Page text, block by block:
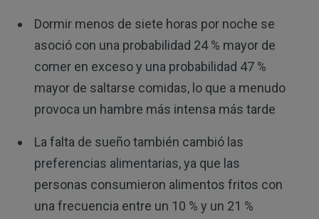
Dormir menos de siete horas por noche se
asoció con una probabilidad 24 % mayor de
comer en exceso y una probabilidad 47 %
mayor de saltarse comidas, lo que a menudo
provoca un hambre más intensa más tarde
La falta de sueño también cambió las
preferencias alimentarias, ya que las
personas consumieron alimentos fritos con
una frecuencia entre un 10 % y un 21 %